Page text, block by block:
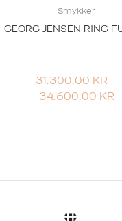
Smykker
GEORG JENSEN RING
31.300,00 KR –
34.600,00 KR